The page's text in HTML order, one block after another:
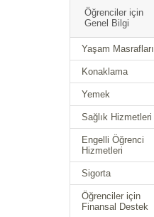
Öğrenciler için
Genel Bilgi
Yaşam Masrafları
Konaklama
Yemek
Sağlık Hizmetleri
Engelli Öğrenci
Hizmetleri
Sigorta
Öğrenciler için
Finansal Destek